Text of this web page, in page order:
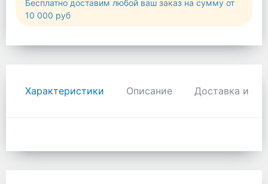
Бесплатно доставим любой ваш заказ на сумму от
10 000 руб
Характеристики Описание Доставка и